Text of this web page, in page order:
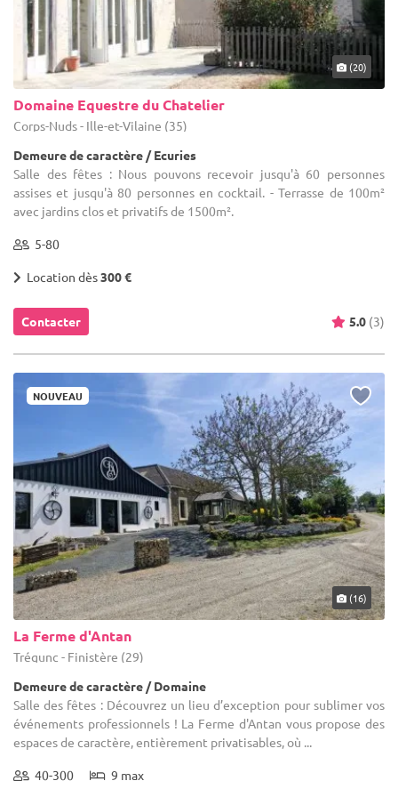
(20)
Domaine Equestre du Chatelier
Corps-Nuds - Ille-et-Vilaine (35)
Demeure de caractère / Ecuries
Salle des fêtes : Nous pouvons recevoir jusqu'à 60 personnes
assises et jusqu'à 80 personnes en cocktail. - Terrasse de 100m²
avec jardins clos et privatifs de 1500m².
5-80
Location dès300 €
Contacter 5.0 (3)
NOUVEAU
(16)
La Ferme d'Antan
Trégunc - Finistère (29)
Demeure de caractère / Domaine
Salle des fêtes : Découvrez un lieu d’exception pour sublimer vos
événements professionnels ! La Ferme d'Antan vous propose des
espaces de caractère, entièrement privatisables, où ...
40-300 9 max